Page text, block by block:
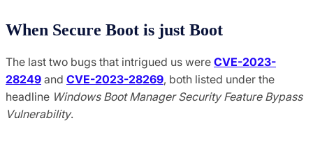
When Secure Boot is just Boot
The last two bugs that intrigued us were CVE-2023-
28249 and CVE-2023-28269, both listed under the
headline Windows Boot Manager Security Feature Bypass
Vulnerability.